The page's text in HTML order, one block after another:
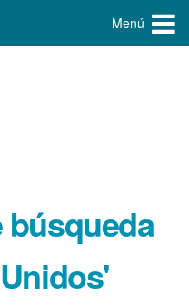
Menú
búsqueda